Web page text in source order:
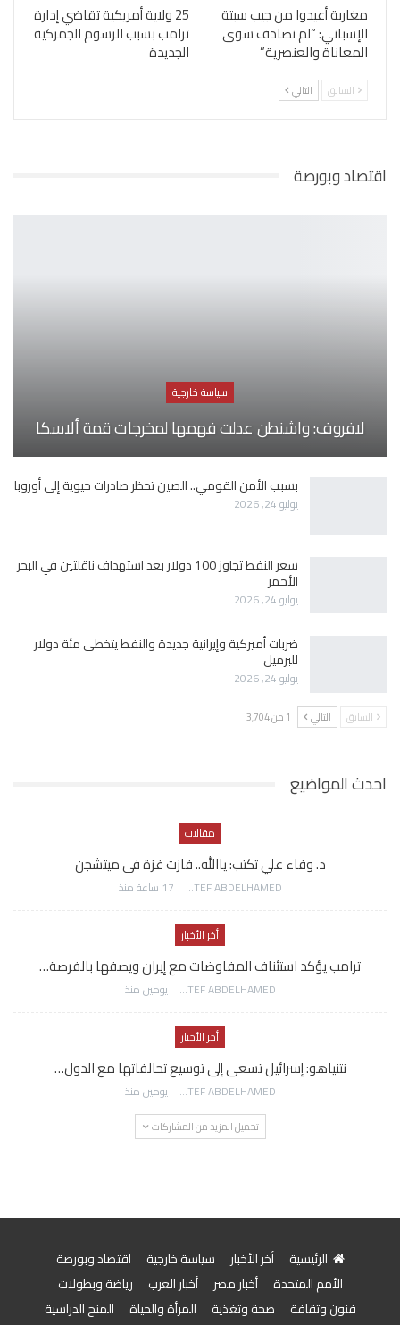
مغاربة أعيدوا من جيب سبتة
الإسباني: “لم نصادف سوى
المعاناة والعنصرية”
25 ولاية أمريكية تقاضي إدارة
ترامب بسبب الرسوم الجمركية
الجديدة
السابق التالي
اقتصاد وبورصة
سياسة خارجية
لافروف: واشنطن عدلت فهمها لمخرجات قمة ألاسكا
بسبب الأمن القومي.. الصين تحظر صادرات حيوية إلى أوروبا
يوليو 24, 2026
سعر النفط تجاوز 100 دولار بعد استهداف ناقلتين في البحر
الأحمر
يوليو 24, 2026
ضربات أميركية وإيرانية جديدة والنفط يتخطى مئة دولار
للبرميل
يوليو 24, 2026
السابق التالي 1 من 3٬704
احدث المواضيع
مقالات
د. وفاء علي تكتب: ياالله.. فازت غزة فى ميتشجن
AWATEF ABDELHAMED 17 ساعة منذ
أخر الأخبار
ترامب يؤكد استئناف المفاوضات مع إيران ويصفها بالفرصة…
AWATEF ABDELHAMED يومين منذ
أخر الأخبار
نتنياهو: إسرائيل تسعى إلى توسيع تحالفاتها مع الدول…
AWATEF ABDELHAMED يومين منذ
تحميل المزيد من المشاركات
الرئيسية أخر الأخبار سياسة خارجية
اقتصاد وبورصة
الأمم المتحدة
أخبار مصر أخبار العرب
رياضة وبطولات
فنون وثقافة
صحة وتغذية المرأة والحياة
المنح الدراسية